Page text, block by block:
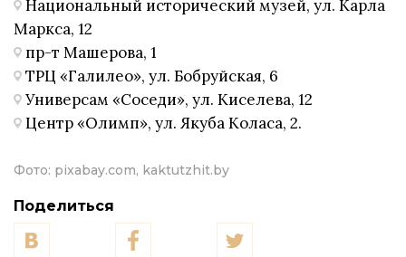
Национальный исторический музей, ул. Карла
Маркса, 12
пр-т Машерова, 1
ТРЦ «Галилео», ул. Бобруйская, 6
Универсам «Соседи», ул. Киселева, 12
Центр «Олимп», ул. Якуба Коласа, 2.
Фото: pixabay.com, kaktutzhit.by
Поделиться